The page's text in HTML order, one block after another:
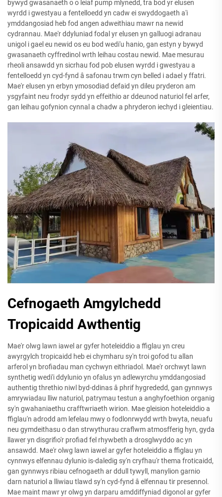
bywyd gwasanaeth o o leiaf pump mlynedd, tra bod yr elusen
wyrdd i gwestyau a fentelloedd yn cadw ei swyddogaeth a'i
ymddangosiad heb fod angen adweithiau mawr na newid
cydrannau. Mae'r ddyluniad fodal yr elusen yn galluogi adranau
unigol i gael eu newid os eu bod wedi'u hanio, gan estyn y bywyd
gwasanaeth cyffredinol wrth leihau costau newid. Mae mesurau
rheoli ansawdd yn sicrhau fod pob elusen wyrdd i gwestyau a
fentelloedd yn cyd-fynd â safonau trwm cyn belled i adael y ffatri.
Mae'r elusen yn erbyn ymosodiad defaid yn dileu pryderon am
ysgyfaint neu frodyr sydd yn effeithio ar ddeunod naturiol fel arfer,
gan leihau gofynion cynnal a chadw a phryderon iechyd i gleientiau.
Cefnogaeth Amgylchedd
Tropicaidd Awthentig
Mae'r olwg lawn iawel ar gyfer hoteleiddio a ffiglau yn creu
awyrgylch tropicaidd heb ei chymharu sy'n troi gofod tu allan
arferol yn brofiadau man cychwyn eithriadol. Mae'r orchwyt lawn
synthetig wedi'i ddylunio yn ofalus yn adlewyrchu ymddangosiad
authentig threthio niwl byd-ddinas â phrif hygrededd, gan gynnwys
amrywiadau lliw naturiol, patrymau testun a anghyfoethion organig
sy'n gwahaniaethu crafftwriaeth wirion. Mae gleision hoteleiddio a
ffiglau'n adrodd am lefelau mwy o fodlonrwydd wrth bwyta, neuafu
neu gymdeithasu o dan strwythurau craflwm atmosfferig hyn, gyda
llawer yn disgrifio'r profiad fel rhywbeth a drosglwyddo ac yn
ansawdd. Mae'r olwg lawn iawel ar gyfer hoteleiddio a ffiglau yn
cynnwys elfennau dylunio is-daledig sy'n cryfhau'r thema froticaidd,
gan gynnwys ribiau cefnogaeth ar ddull tywyll, manylion garnio
darn naturiol a lliwiau tlawd sy'n cyd-fynd â elfennau tir presennol.
Mae maint mawr yr olwg yn darparu amddiffyniad digonol ar gyfer